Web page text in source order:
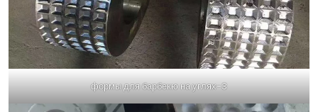
формы для барбекю на углях-3